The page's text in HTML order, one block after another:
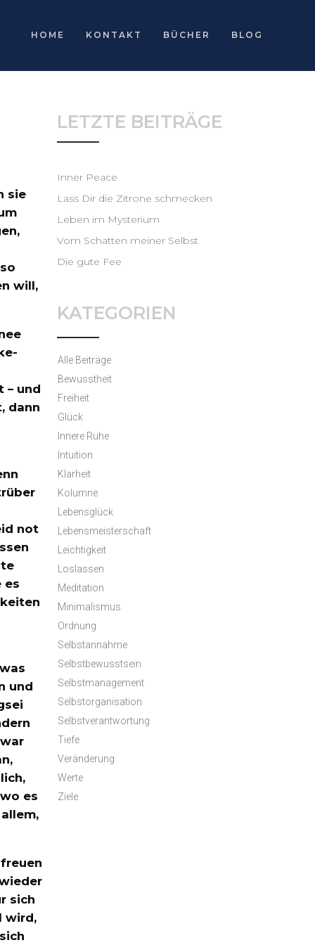
HOME KONTAKT BÜCHER BLOG
sie
will,
– und
dann
not
es
und
es
sich
wird,
LETZTE BEITRÄGE
Inner Peace
Lass Dir die Zitrone schmecken
Leben im Mysterium
Vom Schatten meiner Selbst
Die gute Fee
KATEGORIEN
Alle Beiträge
Bewusstheit
Freiheit
Glück
Innere Ruhe
Intuition
Klarheit
Kolumne
Lebensglück
Lebensmeisterschaft
Leichtigkeit
Loslassen
Meditation
Minimalismus
Ordnung
Selbstannahme
Selbstbewusstsein
Selbstmanagement
Selbstorganisation
Selbstverantwortung
Tiefe
Veränderung
Werte
Ziele